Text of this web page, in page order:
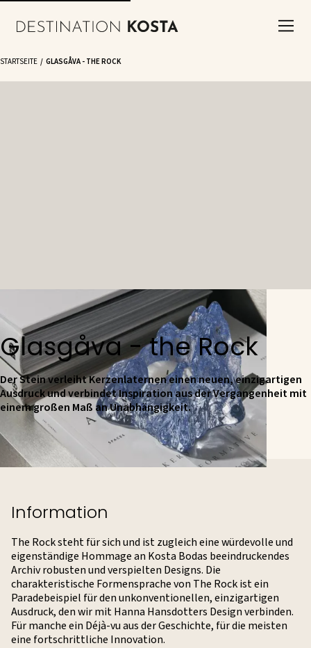
STARTSEITE GLASGÅVA - THE ROCK
Glasgåva - the Rock
Der Stein verleiht Kerzenlaternen einen neuen, einzigartigen
Ausdruck und verbindet Inspiration aus der Vergangenheit mit
einem großen Maß an Unabhängigkeit.
Information
The Rock steht für sich und ist zugleich eine würdevolle und
eigenständige Hommage an Kosta Bodas beeindruckendes
Archiv robusten und verspielten Designs. Die
charakteristische Formensprache von The Rock ist ein
Paradebeispiel für den unkonventionellen, einzigartigen
Ausdruck, den wir mit Hanna Hansdotters Design verbinden.
Für manche ein Déjà-vu aus der Geschichte, für die meisten
eine fortschrittliche Innovation.